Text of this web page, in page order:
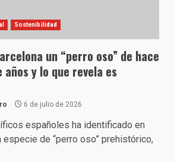
Sostenibilidad
un “perro oso” de hace
años y lo que revela es
6 de julio de 2026
españoles ha identificado en
especie de “perro oso” prehistórico,